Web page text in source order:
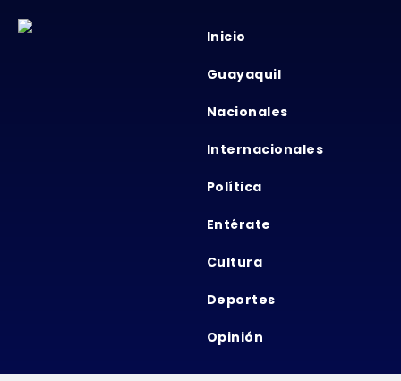
Inicio
Guayaquil
Nacionales
Internacionales
Política
Entérate
Cultura
Deportes
Opinión